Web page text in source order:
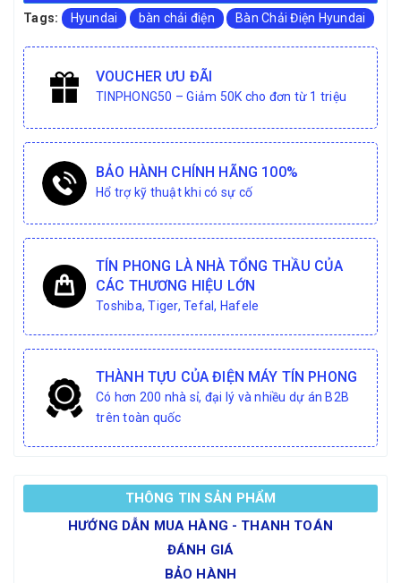
Tags: Hyundai bàn chải điện Bàn Chải Điện Hyundai
VOUCHER ƯU ĐÃI
TINPHONG50 – Giảm 50K cho đơn từ 1 triệu
BẢO HÀNH CHÍNH HÃNG 100%
Hổ trợ kỹ thuật khi có sự cố
TÍN PHONG LÀ NHÀ TỔNG THẦU CỦA
CÁC THƯƠNG HIỆU LỚN
Toshiba, Tiger, Tefal, Hafele
THÀNH TỰU CỦA ĐIỆN MÁY TÍN PHONG
Có hơn 200 nhà sỉ, đại lý và nhiều dự án B2B
trên toàn quốc
THÔNG TIN SẢN PHẨM
HƯỚNG DẪN MUA HÀNG - THANH TOÁN
ĐÁNH GIÁ
BẢO HÀNH